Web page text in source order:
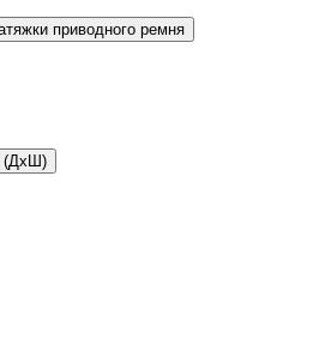
приводного ремня
(ДxШ)